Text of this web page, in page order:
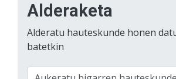
Alderaketa
Alderatu hauteskunde honen
batetkin